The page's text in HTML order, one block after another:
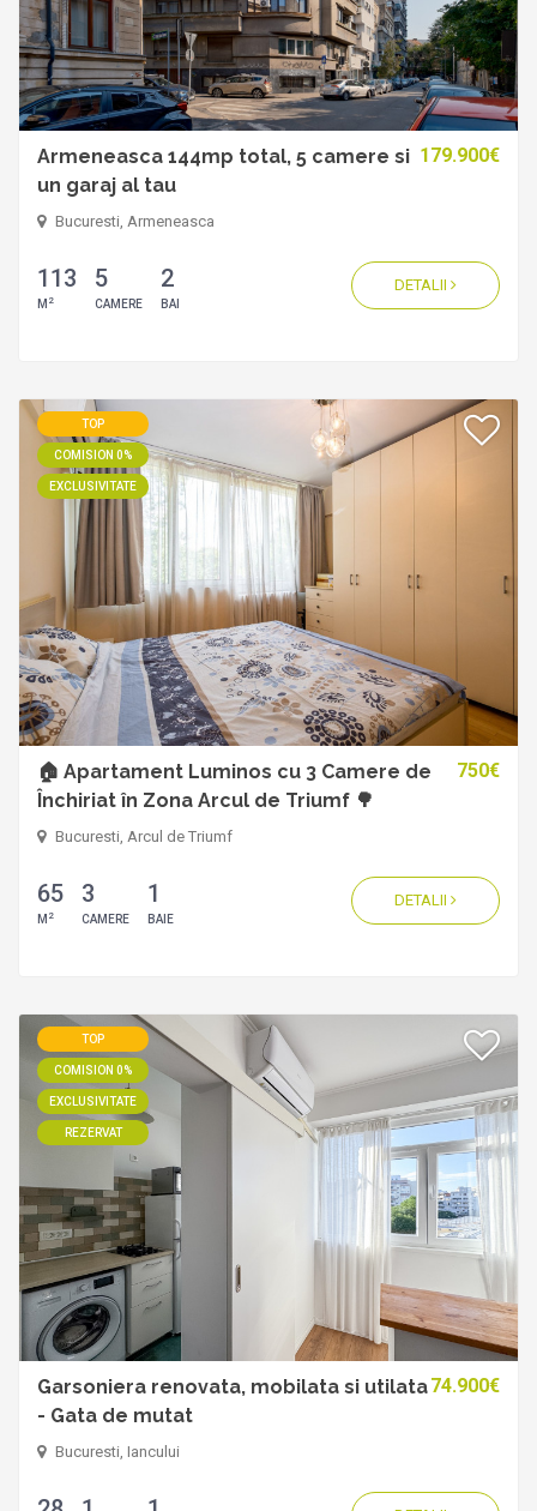
Armeneasca 144mp total, 5 camere si
un garaj al tau
179.900€
Bucuresti, Armeneasca
113
M 2
5
CAMERE
2
BAI
DETALII
TOP
COMISION 0%
EXCLUSIVITATE
🏠 Apartament Luminos cu 3 Camere de
Închiriat în Zona Arcul de Triumf 🌳
750€
Bucuresti, Arcul de Triumf
65
M 2
3
CAMERE
1
BAIE
DETALII
TOP
COMISION 0%
EXCLUSIVITATE
REZERVAT
Garsoniera renovata, mobilata si utilata
- Gata de mutat
74.900€
Bucuresti, Iancului